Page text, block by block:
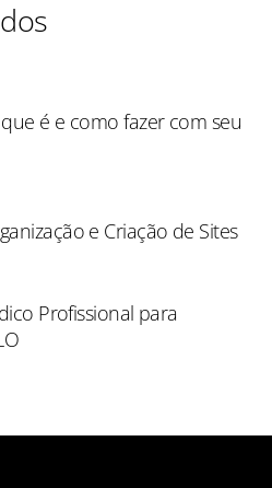
é e como fazer com seu
e Criação de Sites
Profissional para